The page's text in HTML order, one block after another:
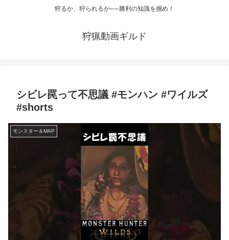
狩るか、狩られるか──勝利の知識を掴め！
狩猟動画ギルド
シビレ罠って不思議 #モンハン #ワイルズ
#shorts
モンスター＆MAP